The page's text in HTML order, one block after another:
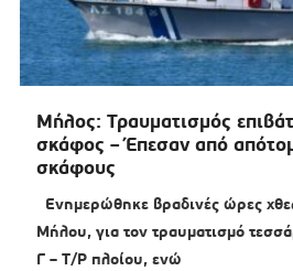
Μήλος: Τραυματισμός
σκάφος – Έπεσαν από
σκάφους
Ενημερώθηκε βραδινές ώρες
Μήλου, για τον τραυματισμό
Γ – Τ/Ρ πλοίου, ενώ